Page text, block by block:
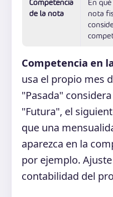
Competencia
de la nota
En
nota
Competencia en
usa el propio mes
"Pasada"
"Futura", el
que una
aparezca en la
por ejemplo.
contabilidad del